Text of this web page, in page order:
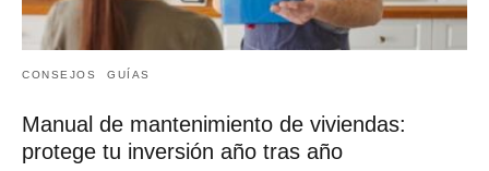
CONSEJOS GUÍAS
Manual de mantenimiento de viviendas:
protege tu inversión año tras año